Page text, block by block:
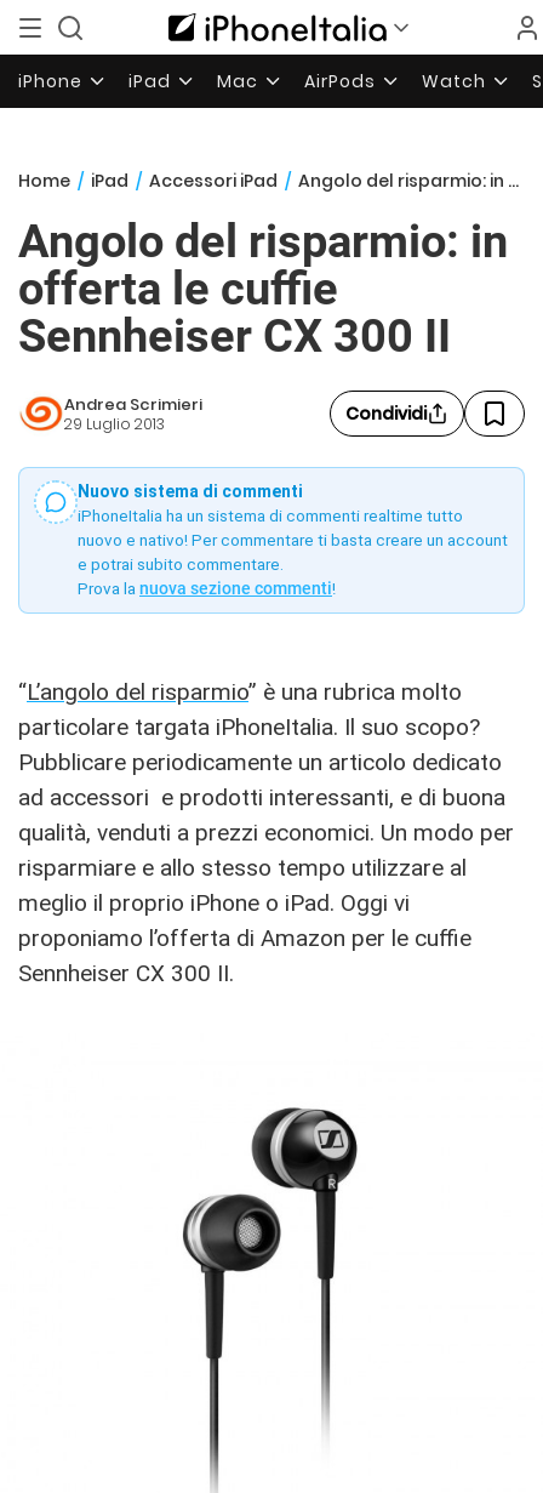
iPhone iPad Mac AirPods Watch
Home / iPad / Accessori iPad / Angolo del risparmio: in offerta le cuffie Sennheiser CX 300 II
Angolo del risparmio: in
offerta le cuffie
Sennheiser CX 300 II
Andrea Scrimieri
29 Luglio 2013 Condividi
Nuovo sistema di commenti
iPhoneItalia ha un sistema di commenti realtime tutto
nuovo e nativo! Per commentare ti basta creare un account
e potrai subito commentare.
Prova la nuova sezione commenti!
“L’angolo del risparmio” è una rubrica molto
particolare targata iPhoneItalia. Il suo scopo?
Pubblicare periodicamente un articolo dedicato
ad accessori e prodotti interessanti, e di buona
qualità, venduti a prezzi economici. Un modo per
risparmiare e allo stesso tempo utilizzare al
meglio il proprio iPhone o iPad. Oggi vi
proponiamo l’offerta di Amazon per le cuffie
Sennheiser CX 300 II.